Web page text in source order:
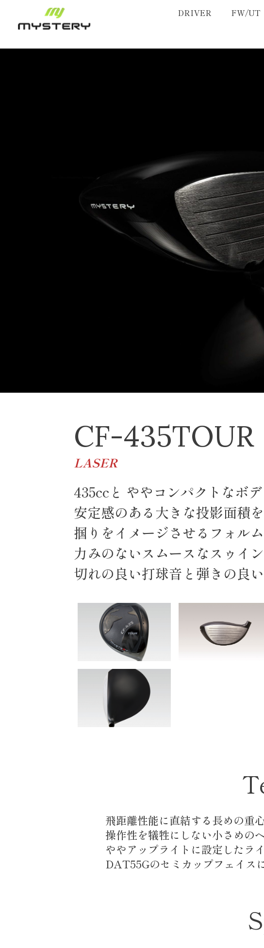
DRIVER FW/UT
CF-435TOUR
LASER
435ccと ややコンパクトなボデ
安定感のある大きな投影面積
掴りをイメージさせるフォルム
力みのないスムースなスゥイ
切れの良い打球音と弾きの良
飛距離性能に直結する長めの重
操作性を犠牲にしない小さめの
ややアップライトに設定したラ
DAT55Gのセミカップフェイス